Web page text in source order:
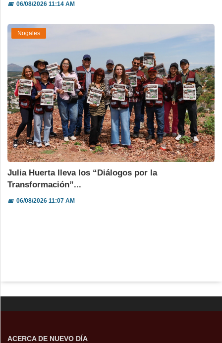
📅06/08/2026 11:14 AM
Nogales
Julia Huerta lleva los “Diálogos por la
Transformación”...
📅06/08/2026 11:07 AM
ACERCA DE NUEVO DÍA